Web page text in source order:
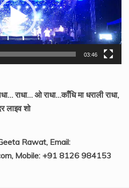
03:46
राधा… ओ राधा…काँधि मा धराली राधा,
लाइव शो
Rawat, Email:
Mobile: +91 8126 984153